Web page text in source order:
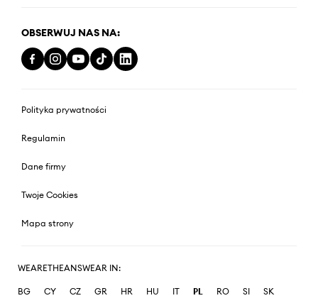
OBSERWUJ NAS NA:
Polityka prywatności
Regulamin
Dane firmy
Twoje Cookies
Mapa strony
WEARETHEANSWEAR IN:
BG CY CZ GR HR HU IT PL RO SI SK